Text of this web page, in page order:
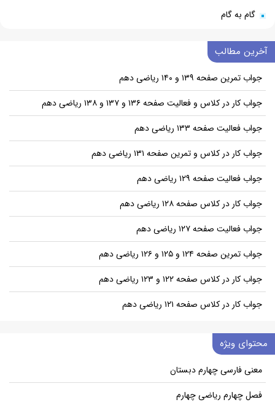
گام به گام
آخرین مطالب
جواب تمرین صفحه ۱۳۹ و ۱۴۰ ریاضی دهم
جواب کار در کلاس و فعالیت صفحه ۱۳۶ و ۱۳۷ و ۱۳۸ ریاضی دهم
جواب فعالیت صفحه ۱۳۳ ریاضی دهم
جواب کار در کلاس و تمرین صفحه ۱۳۱ ریاضی دهم
جواب فعالیت صفحه ۱۲۹ ریاضی دهم
جواب کار در کلاس صفحه ۱۲۸ ریاضی دهم
جواب فعالیت صفحه ۱۲۷ ریاضی دهم
جواب تمرین صفحه ۱۲۴ و ۱۲۵ و ۱۲۶ ریاضی دهم
جواب کار در کلاس صفحه ۱۲۲ و ۱۲۳ ریاضی دهم
جواب کار در کلاس صفحه ۱۲۱ ریاضی دهم
محتوای ویژه
معنی فارسی چهارم دبستان
فصل چهارم ریاضی چهارم